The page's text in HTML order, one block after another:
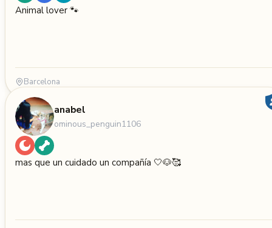
Animal lover 🐾
Barcelona
anabel
ominous_penguin1106
mas que un cuidado un compañía 🤍🐶🥰